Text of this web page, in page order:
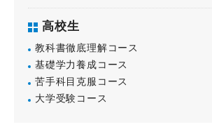
高校生
教科書徹底理解コース
基礎学力養成コース
苦手科目克服コース
大学受験コース